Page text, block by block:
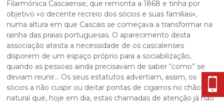
Filarmónica Cascaense, que remonta a 1868 e tinha por
objetivo «o decente recreio dos sócios e suas famílias»,
numa altura em que Cascais se começava a transformar na
rainha das praias portuguesas. O aparecimento desta
associação atesta a necessidade de os cascalenses
disporem de um espaço próprio para a sociabilização,
quando as pessoas ainda precisavam de saber “como” se
deviam reunir… Os seus estatutos advertiam, assim, os
sócios a não cuspir ou deitar pontas de cigarros no chão! É
natural que, hoje em dia, estas chamadas de atenção já não